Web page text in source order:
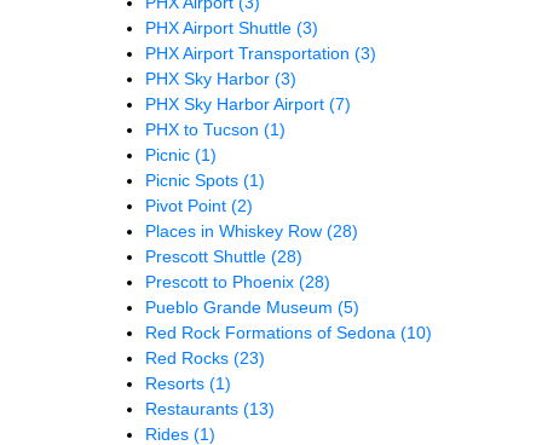
PHX Airport Shuttle (3)
PHX Airport Transportation (3)
PHX Sky Harbor (3)
PHX Sky Harbor Airport (7)
PHX to Tucson (1)
Picnic (1)
Picnic Spots (1)
Pivot Point (2)
Places in Whiskey Row (28)
Prescott Shuttle (28)
Prescott to Phoenix (28)
Pueblo Grande Museum (5)
Red Rock Formations of Sedona (10)
Red Rocks (23)
Resorts (1)
Restaurants (13)
Rides (1)